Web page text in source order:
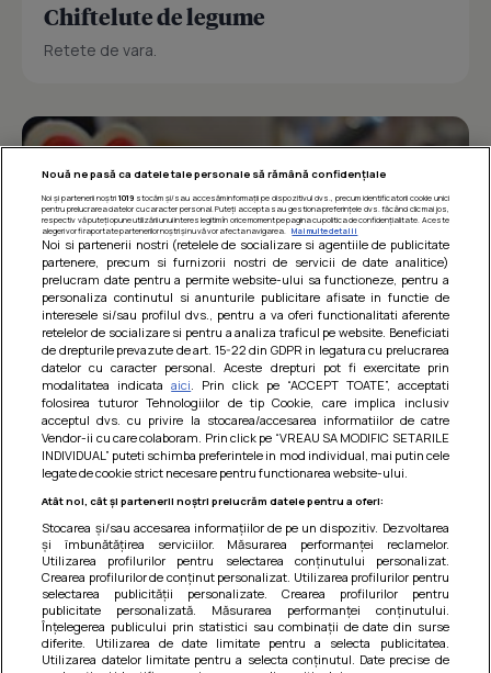
Chiftelute de legume
Retete de vara.
Barcute din vinete cu arpagic rosu
Un deliciu usor de preparat!
Nouă ne pasă ca datele tale personale să rămână confidențiale
Noi și partenerii noștri 1019stocăm și/sau accesăm informații pe dispozitivul dvs., precum identificatorii cookie unici
pentru prelucrarea datelor cu caracter personal. Puteți accepta sau gestiona preferințele dvs. făcând clic mai jos,
respectiv vă puteți opune utilizării unui interes legitim în orice moment pe pagina cu politica de confidențialitate. Aceste
alegeri vor fi raportate partenerilor noștri și nu vă vor afecta navigarea.
Mai multe detalii
Noi si partenerii nostri (retelele de socializare si agentiile de publicitate
partenere, precum si furnizorii nostri de servicii de date analitice)
prelucram date pentru a permite website-ului sa functioneze, pentru a
personaliza continutul si anunturile publicitare afisate in functie de
interesele si/sau profilul dvs., pentru a va oferi functionalitati aferente
retelelor de socializare si pentru a analiza traficul pe website. Beneficiati
de drepturile prevazute de art. 15-22 din GDPR in legatura cu prelucrarea
datelor cu caracter personal. Aceste drepturi pot fi exercitate prin
modalitatea indicataaici . Prin click pe “ACCEPT TOATE”, acceptati
folosirea tuturor Tehnologiilor de tip Cookie, care implica inclusiv
acceptul dvs. cu privire la stocarea/accesarea informatiilor de catre
Vendor-ii cu care colaboram. Prin click pe “VREAU SA MODIFIC SETARILE
INDIVIDUAL” puteti schimba preferintele in mod individual, mai putin cele
legate de cookie strict necesare pentru functionarea website-ului.
Atât noi, cât și partenerii noștri prelucrăm datele pentru a oferi:
Stocarea și/sau accesarea informațiilor de pe un dispozitiv. Dezvoltarea
și îmbunătățirea serviciilor. Măsurarea performanței reclamelor.
Utilizarea profilurilor pentru selectarea conținutului personalizat.
Crearea profilurilor de conținut personalizat. Utilizarea profilurilor pentru
selectarea publicității personalizate. Crearea profilurilor pentru
publicitate personalizată. Măsurarea performanței conținutului.
Înțelegerea publicului prin statistici sau combinații de date din surse
diferite. Utilizarea de date limitate pentru a selecta publicitatea.
Utilizarea datelor limitate pentru a selecta conținutul. Date precise de